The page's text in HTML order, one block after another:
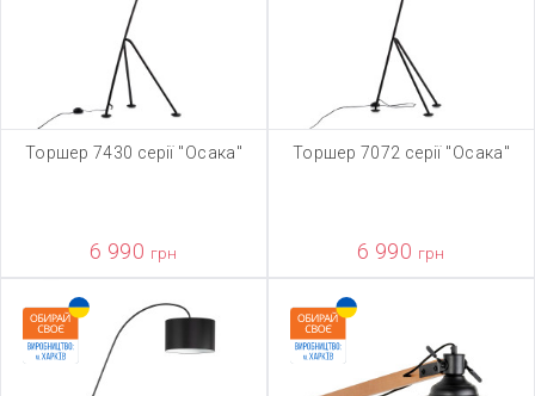
Торшер 7430 серії "Осака"
6 990 грн
Торшер 7072 серії "Осака"
6 990 грн